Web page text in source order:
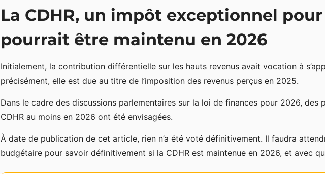
La CDHR, un impôt exceptionnel
pourrait être maintenu en 2026
Initialement, la contribution différentielle sur les hauts revenus avait vocation à
précisément, elle est due au titre de l’imposition des revenus perçus en 2025.
Dans le cadre des discussions parlementaires sur la loi de finances pour 2026, des
CDHR au moins en 2026 ont été envisagées.
À date de publication de cet article, rien n’a été voté définitivement. Il faudra
budgétaire pour savoir définitivement si la CDHR est maintenue en 2026, et avec